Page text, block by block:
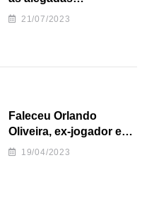
irregularidades da
21/07/2023
Faleceu Orlando
Oliveira, ex-jogador e
treinador da formação
19/04/2023